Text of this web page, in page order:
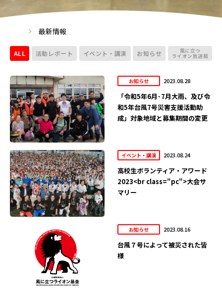
最新情報
ALL 活動レポート イベント・講演 お知らせ 風に立つ
ライオン放送局
お知らせ 2023.08.28
「令和5年6月･7月大雨、及び令
和5年台風7号災害支援活動助
成」対象地域と募集期間の変更
イベント・講演 2023.08.24
高校生ボランティア・アワード
2023<br class="pc">大会サ
マリー
お知らせ 2023.08.16
台風７号によって被災された皆
様